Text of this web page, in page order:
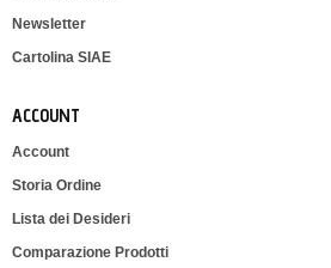
Newsletter
Cartolina SIAE
ACCOUNT
Account
Storia Ordine
Lista dei Desideri
Comparazione Prodotti